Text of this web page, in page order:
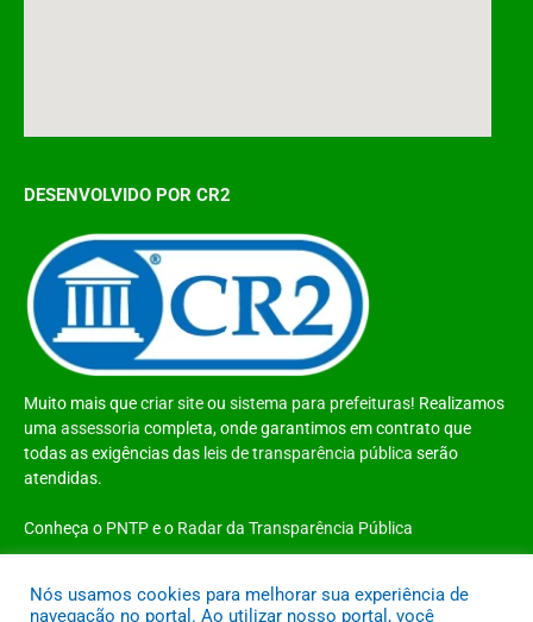
DESENVOLVIDO POR CR2
Muito mais quecriar siteou sistema para prefeituras! Realizamos
uma assessoria completa, onde garantimos em contrato que
todas as exigências das leis de transparência pública serão
atendidas.
Conheça o PNTPe o Radar da Transparência Pública
Nós usamos cookies para melhorar sua experiência de
navegação no portal. Ao utilizar nosso portal, você